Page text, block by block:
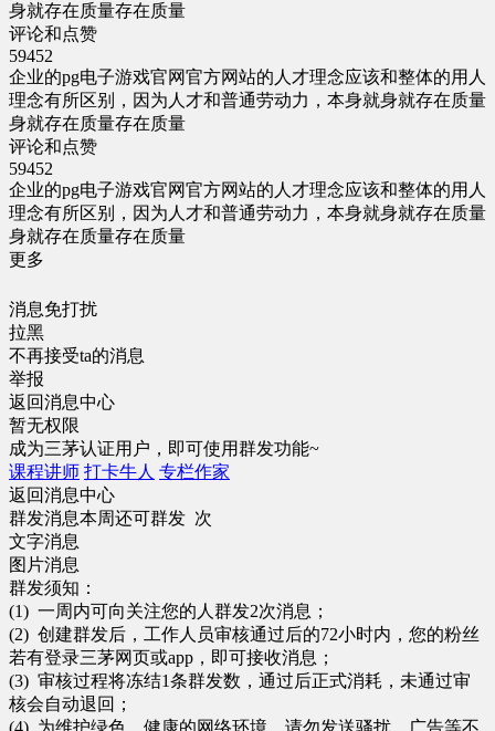
身就存在质量存在质量
评论和点赞
59452
企业的pg电子游戏官网官方网站的人才理念应该和整体的用人
理念有所区别，因为人才和普通劳动力，本身就身就存在质量
身就存在质量存在质量
评论和点赞
59452
企业的pg电子游戏官网官方网站的人才理念应该和整体的用人
理念有所区别，因为人才和普通劳动力，本身就身就存在质量
身就存在质量存在质量
更多
消息免打扰
拉黑
不再接受ta的消息
举报
返回消息中心
暂无权限
成为三茅认证用户，即可使用群发功能~
课程讲师 打卡牛人 专栏作家
返回消息中心
群发消息本周还可群发 次
文字消息
图片消息
群发须知：
(1) 一周内可向关注您的人群发2次消息；
(2) 创建群发后，工作人员审核通过后的72小时内，您的粉丝
若有登录三茅网页或app，即可接收消息；
(3) 审核过程将冻结1条群发数，通过后正式消耗，未通过审
核会自动退回；